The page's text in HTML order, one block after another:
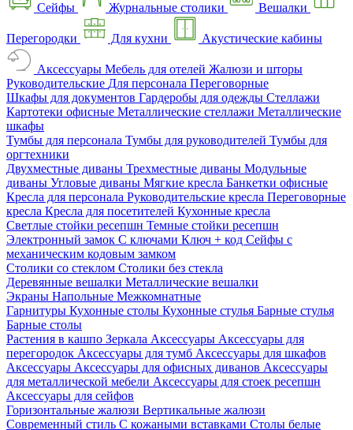
Сейфы Журнальные столики Вешалки
Перегородки Для кухни Акустические кабины
Аксессуары Мебель для отелей Жалюзи и шторы
Руководительские Для персонала Переговорные
Шкафы для документов Гардеробы для одежды Стеллажи
Картотеки офисные Металлические стеллажи Металлические
шкафы
Тумбы для персонала Тумбы для руководителей Тумбы для
оргтехники
Двухместные диваны Трехместные диваны Модульные
диваны Угловые диваны Мягкие кресла Банкетки офисные
Кресла для персонала Руководительские кресла Переговорные
кресла Кресла для посетителей Кухонные кресла
Светлые стойки ресепшн Темные стойки ресепшн
Электронный замок С ключами Ключ + код Сейфы с
механическим кодовым замком
Столики со стеклом Столики без стекла
Деревянные вешалки Металлические вешалки
Экраны Напольные Межкомнатные
Гарнитуры Кухонные столы Кухонные стулья Барные стулья
Барные столы
Растения в кашпо Зеркала Аксессуары Аксессуары для
перегородок Аксессуары для тумб Аксессуары для шкафов
Аксессуары Аксессуары для офисных диванов Аксессуары
для металлической мебели Аксессуары для стоек ресепшн
Аксессуары для сейфов
Горизонтальные жалюзи Вертикальные жалюзи
Современный стиль С кожаными вставками Столы белые